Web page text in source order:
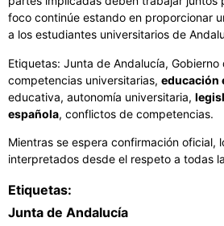
foco continúe estando en proporcionar
a los estudiantes universitarios de
Etiquetas: Junta de Andalucía, Gobierno
competencias universitarias, educación
educativa, autonomía universitaria,
española, conflictos de competencias.
Mientras se espera confirmación oficial,
interpretados desde el respeto a todas
Etiquetas:
Junta de Andalucía